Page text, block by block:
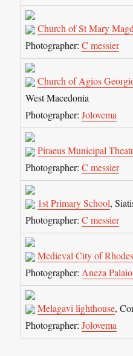
Church of St Mary
Photographer:C messier
Church of Agios
West Macedonia
Photographer:Jolovema
Piraeus Municipal
Photographer:C messier
1st Primary School,
Photographer:C messier
Medieval City of Rhodes
Photographer: Aneza
Melagavi lighthouse,
Photographer:Jolovema